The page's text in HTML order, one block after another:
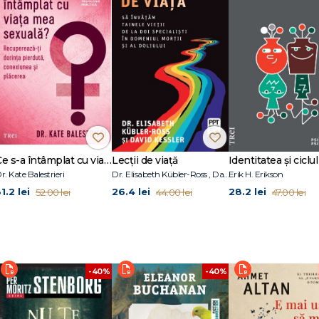
diferit de stereotipul curent. Prezentate pentru prima dată împreună,
revelator asupra lui Sigmund Freud la lucru. Prin cuvintele propriilor săi
implicat personal și expresiv, care punea tratamentul în mișcare bazându-
în practică privată. Practică psihoterapia psihanalitică la San
psiholog în practică privată. Are numeroase publicații în domeniul
Ce s-a întâmplat cu viața mea sexuală?
Kate Balestrieri
lei 52.00 lei
Lecții de viață
Dr. Elisabeth Kübler-Ross , David Kessler
26.4 lei 44.00 lei
Identitatea și
Erik H. Erikson
28.2 lei 47.00 lei
-40% -40%